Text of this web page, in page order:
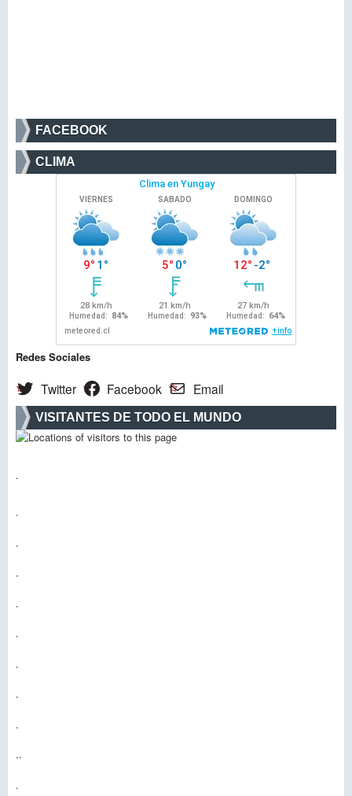
FACEBOOK
CLIMA
Redes Sociales
Twitter Facebook Email
VISITANTES DE TODO EL MUNDO
.
.
.
.
.
.
.
.
.
..
.